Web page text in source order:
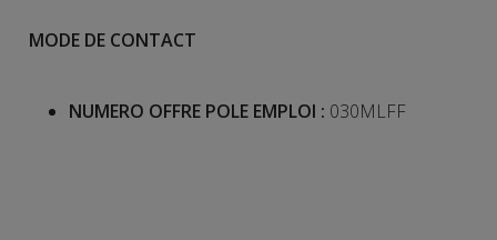
MODE DE CONTACT
NUMERO OFFRE POLE EMPLOI : 030MLFF